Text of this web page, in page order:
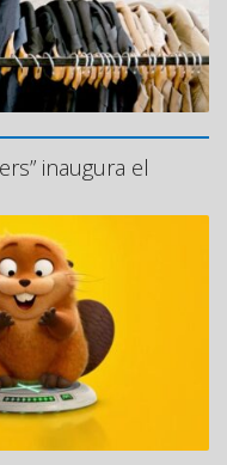
inaugura el